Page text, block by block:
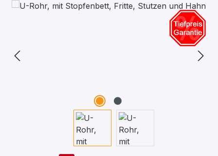
Bildergalerie überspringen